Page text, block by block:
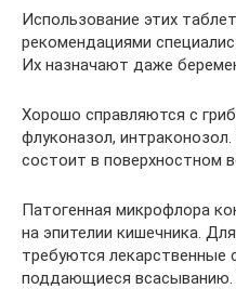
Использование этих
рекомендациями
Их назначают даже
Хорошо справляются с
флуконазол,
состоит в поверхностном
Патогенная микрофлора
на эпителии кишечника.
требуются лекарственные
поддающиеся всасыванию.